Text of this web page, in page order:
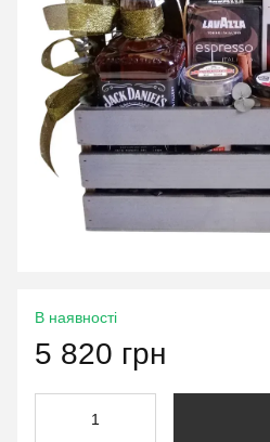
В наявності
5 820 грн